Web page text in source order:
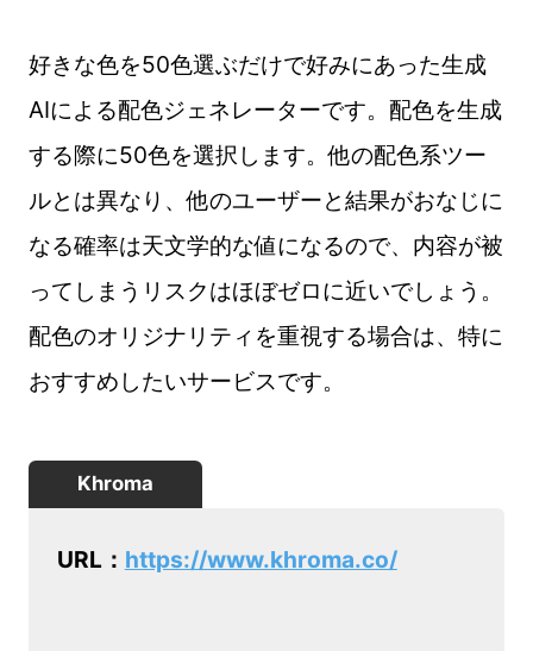
好きな色を50色選ぶだけで好みにあった生成
AIによる配色ジェネレーターです。配色を生成
する際に50色を選択します。他の配色系ツー
ルとは異なり、他のユーザーと結果がおなじに
なる確率は天文学的な値になるので、内容が被
ってしまうリスクはほぼゼロに近いでしょう。
配色のオリジナリティを重視する場合は、特に
おすすめしたいサービスです。
Khroma
URL： https://www.khroma.co/